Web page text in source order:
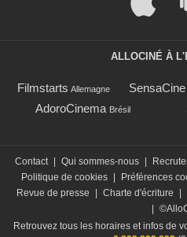
ALLOCINÉ À
Filmstarts Allemagne SensaCine
AdoroCinema Brésil
Contact Qui sommes-nous
Politique de cookies
Préférences
Revue de presse
Charte d'écriture
Retrouvez tous les horaires et infos de